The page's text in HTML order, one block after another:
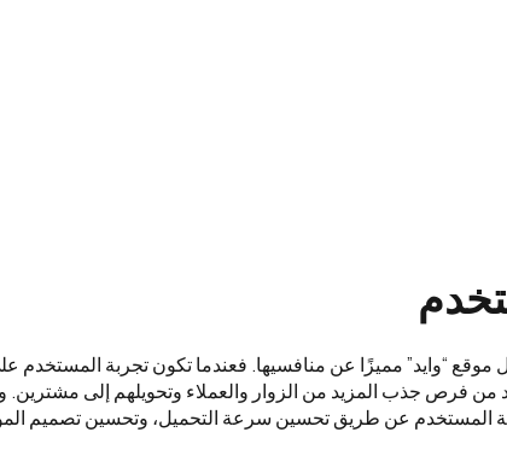
“وايد” مميزًا عن منافسيها. فعندما تكون تجربة المستخدم
من فرص جذب المزيد من الزوار والعملاء وتحويلهم إلى مشترين.
المستخدم عن طريق تحسين سرعة التحميل، وتحسين تصميم